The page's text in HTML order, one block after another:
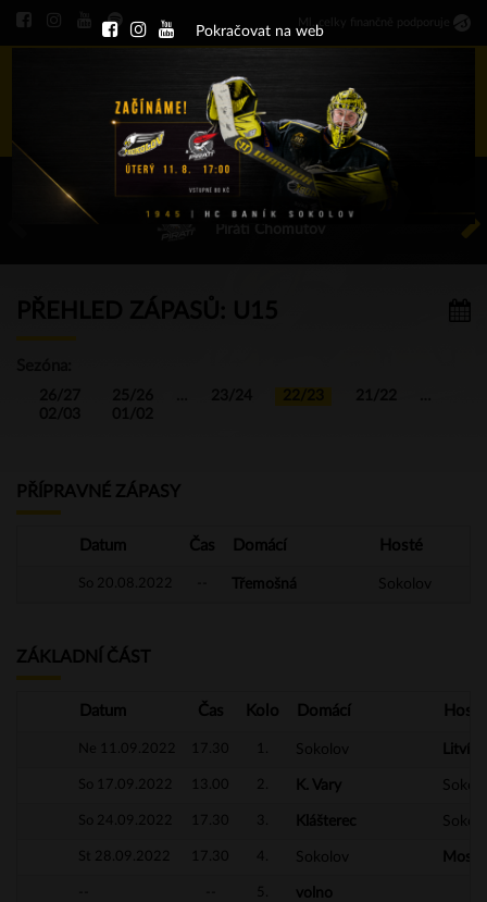
celky finančně podporuje
ÚT 11.8.2026 17.00 - příp. zápasy
HC Baník Sokolov
PŘÍPRAVNÉ ZÁPASY
Datum Čas Domácí Hosté
So 20.08.2022 Třemošná Sokolov
ZÁKLADNÍ ČÁST
Datum Čas Kolo Domácí Hosté
Ne 11.09.2022 17.30 1. Sokolov
So 17.09.2022 13.00 2. K. Vary
So 24.09.2022 17.30 3. Klášterec
St 28.09.2022 17.30 4. Sokolov Most
5. volno
Pokračovat na web